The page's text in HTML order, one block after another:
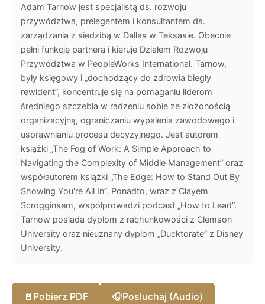
Adam Tarnow jest specjalistą ds. rozwoju
przywództwa, prelegentem i konsultantem ds.
zarządzania z siedzibą w Dallas w Teksasie. Obecnie
pełni funkcję partnera i kieruje Działem Rozwoju
Przywództwa w PeopleWorks International. Tarnow,
były księgowy i „dochodzący do zdrowia biegły
rewident”, koncentruje się na pomaganiu liderom
średniego szczebla w radzeniu sobie ze złożonością
organizacyjną, ograniczaniu wypalenia zawodowego i
usprawnianiu procesu decyzyjnego. Jest autorem
książki „The Fog of Work: A Simple Approach to
Navigating the Complexity of Middle Management” oraz
współautorem książki „The Edge: How to Stand Out By
Showing You're All In”. Ponadto, wraz z Clayem
Scrogginsem, współprowadzi podcast „How to Lead”.
Tarnow posiada dyplom z rachunkowości z Clemson
University oraz nieuznany dyplom „Ducktorate” z Disney
University.
📄 Pobierz PDF 🎧Posłuchaj (Audio)